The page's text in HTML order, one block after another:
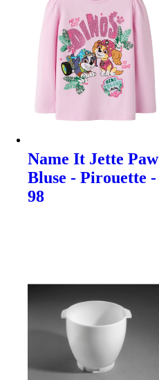
Name It Jette Paw
Bluse - Pirouette -
98